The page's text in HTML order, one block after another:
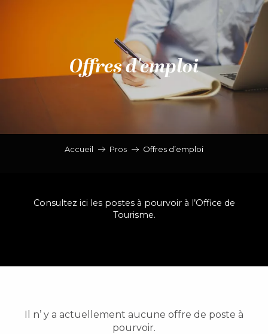
Offres d'emploi
Accueil Pros Offres d’emploi
Consultez ici les postes à pourvoir à l’Office de
Tourisme.
Il n’ y a actuellement aucune offre de poste à
pourvoir.